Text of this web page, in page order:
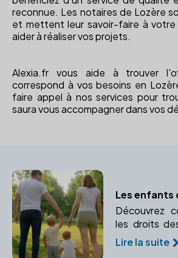
reconnue. Les notaires de Lozère
et mettent leur savoir-faire à votre
aider à réaliser vos projets.
Alexia.fr vous aide à trouver
correspond à vos besoins en
faire appel à nos services pour
saura vous accompagner dans vos
Découvrez
les droits
couple avec
Anticipez
Lire la suite